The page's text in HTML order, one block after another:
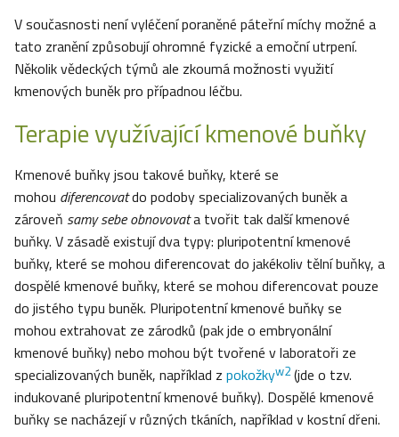
V současnosti není vyléčení poraněné páteřní míchy možné a
tato zranění způsobují ohromné fyzické a emoční utrpení.
Několik vědeckých týmů ale zkoumá možnosti využití
kmenových buněk pro případnou léčbu.
Terapie využívající kmenové buňky
Kmenové buňky jsou takové buňky, které se
mohou diferencovatdo podoby specializovaných buněk a
zároveň samy sebe obnovovata tvořit tak další kmenové
buňky. V zásadě existují dva typy: pluripotentní kmenové
buňky, které se mohou diferencovat do jakékoliv tělní buňky, a
dospělé kmenové buňky, které se mohou diferencovat pouze
do jistého typu buněk. Pluripotentní kmenové buňky se
mohou extrahovat ze zárodků (pak jde o embryonální
kmenové buňky) nebo mohou být tvořené v laboratoři ze
specializovaných buněk, například z pokožkyw2(jde o tzv.
indukované pluripotentní kmenové buňky). Dospělé kmenové
buňky se nacházejí v různých tkáních, například v kostní dřeni.